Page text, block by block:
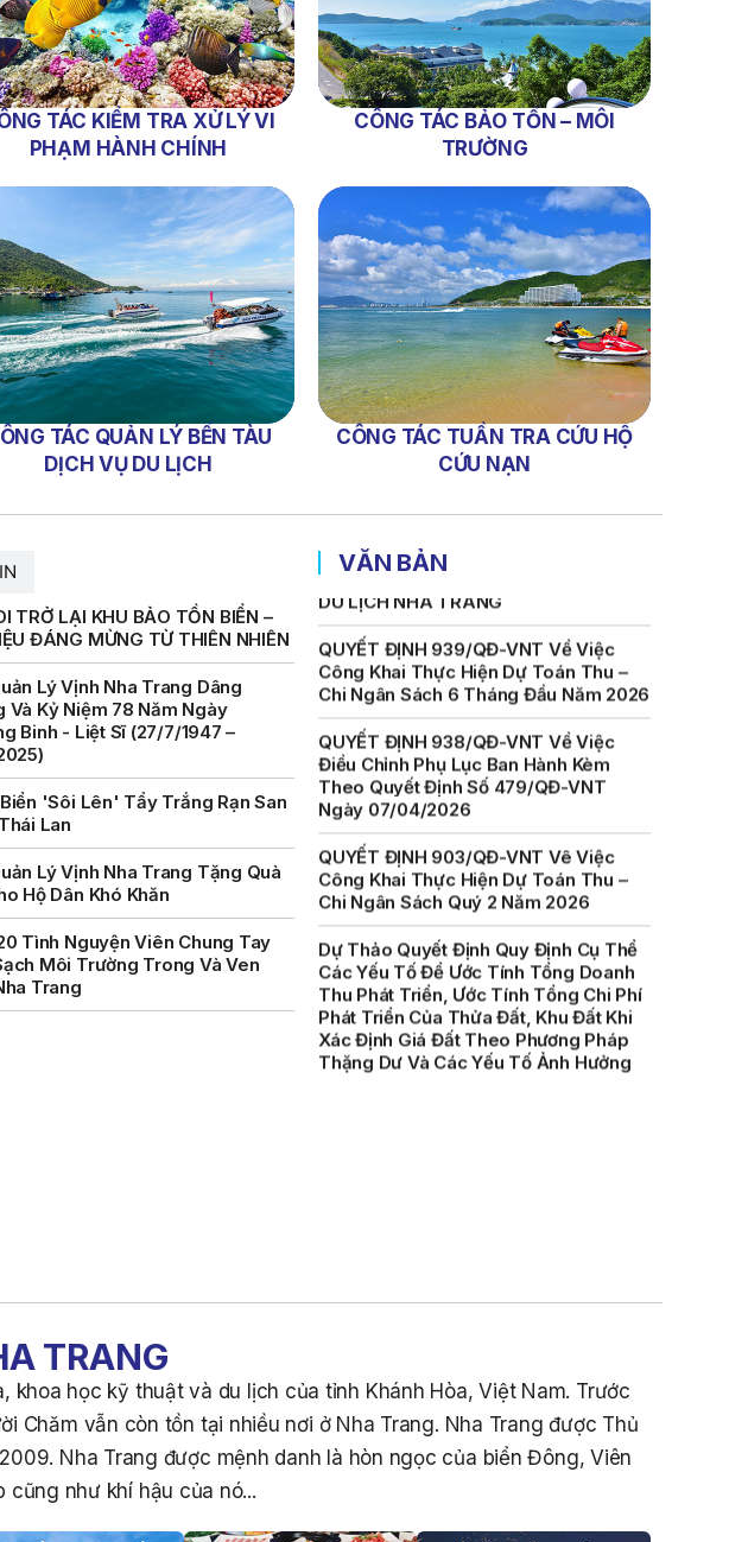
TÁC KIỂM TRA XỬ LÝ VI
PHẠM HÀNH CHÍNH
CÔNG TÁC BẢO TỒN – MÔI
TRƯỜNG
TÁC QUẢN LÝ BẾN TÀU
DỊCH VỤ DU LỊCH
CÔNG TÁC TUẦN TRA CỨU HỘ
CỨU NẠN
TRỞ LẠI KHU BẢO TỒN BIỂN –
ĐÁNG MỪNG TỪ THIÊN NHIÊN
Lý Vịnh Nha Trang Dâng
Và Kỷ Niệm 78 Năm Ngày
Binh - Liệt Sĩ (27/7/1947 –
'sôi Lên' Tẩy Trắng Rạn San
Lan
Lý Vịnh Nha Trang Tặng Quà
Hộ Dân Khó Khăn
Tình Nguyện Viên Chung Tay
Môi Trường Trong Và Ven
Trang
VĂN BẢN
Thể Trên Địa Bàn Tỉnh Khánh Hòa
THÔNG BÁO Số 707/TB-VNT: Kết Quả
Lựa Chọn Đơn Vị Tổ Chức Đấu Giá Tài
Sản Đối Với Mô Tô Nước Cứu Hộ VNT
01 Biển Số KH-0834
Lựa Chọn Đơn Vị Tổ Chức Đấu Giá Tài
Sản Đối Với Ca Nô 200CV VNT 02 Biển
Số KH-0387
THÔNG BÁO Số 659/TB-VNT Năm
2026 V/v Đính Chính Thông Báo Số
641/TB-VNT Ngày 18/05/2026 Của
Ban Quản Lý Vịnh Nha Trang Về Việc
Lựa Chọn Tổ Chức Đấu Giá Tài Sản
NỘI QUY BẾN THỦY NỘI ĐỊA HÒN MUN
NỘI QUY BẾN THỦY NỘI ĐỊA PHÚ QUÝ
NỘI QUY BẾN THỦY NỘI ĐỊA BẾN TÀU
Công Khai Thực Hiện Dự Toán Thu –
Chi Ngân Sách 6 Tháng Đầu Năm 2026
QUYẾT ĐỊNH 938/QĐ-VNT Về Việc
Điều Chỉnh Phụ Lục Ban Hành Kèm
Theo Quyết Định Số 479/QĐ-VNT
Ngày 07/04/2026
QUYẾT ĐỊNH 903/QĐ-VNT Vê Việc
Công Khai Thực Hiện Dự Toán Thu –
Chi Ngân Sách Quý 2 Năm 2026
Dự Thảo Quyết Định Quy Định Cụ Thể
Các Yếu Tố Để Ước Tính Tổng Doanh
Thu Phát Triển, Ước Tính Tổng Chi Phí
Phát Triển Của Thửa Đất, Khu Đất Khi
Xác Định Giá Đất Theo Phương Pháp
Thặng Dư Và Các Yếu Tố Ảnh Hưởng
Đến Giá Đất Khi Xác Định Giá Đất Cụ
Thể Trên Địa Bàn Tỉnh Khánh Hòa
Ban Quản Lý Vịnh Nha Trang Về Việc
Lựa Chọn Tổ Chức Đấu Giá Tài Sản
NỘI QUY BẾN THỦY NỘI ĐỊA HÒN MUN
TRANG
học kỹ thuật và du lịch của tỉnh Khánh Hòa, Việt Nam. Trước
Chăm vẫn còn tồn tại nhiều nơi ở Nha Trang. Nha Trang được Thủ
Nha Trang được mệnh danh là hòn ngọc của biển Đông, Viên
như khí hậu của nó...